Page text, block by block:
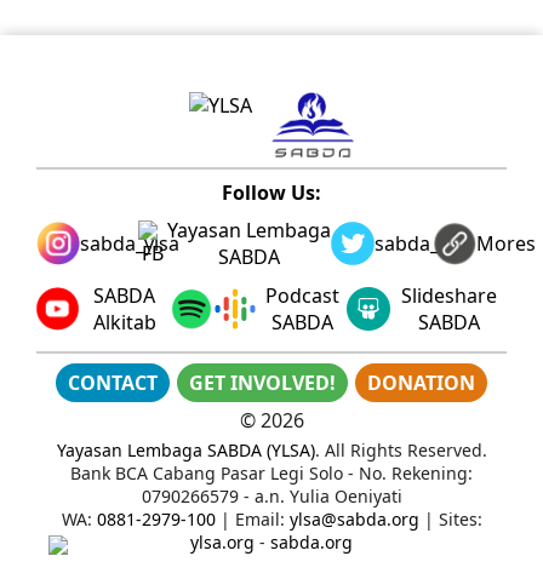
Follow Us:
sabda_ylsaYayasan Lembaga
SABDA
sabda_ylsaMores
SABDA
Alkitab
Podcast
SABDA
Slideshare
SABDA
CONTACT GET INVOLVED!
DONATION
©2026
Yayasan Lembaga SABDA (YLSA). All Rights Reserved.
Bank BCA Cabang Pasar Legi Solo - No. Rekening:
0790266579 - a.n. Yulia Oeniyati
WA: 0881-2979-100| Email: ylsa@sabda.org | Sites:
ylsa.org - sabda.org